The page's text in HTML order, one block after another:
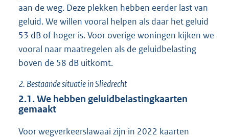
aan de weg. Deze plekken hebben eerder last van
geluid. We willen vooral helpen als daar het geluid
53 dB of hoger is. Voor overige woningen kijken we
vooral naar maatregelen als de geluidbelasting
boven de 58 dB uitkomt.
2. Bestaande situatie in Sliedrecht
2.1.We hebben geluidbelastingkaarten
gemaakt
Voor wegverkeerslawaai zijn in 2022 kaarten